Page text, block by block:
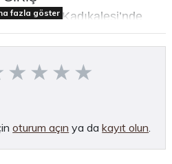
Kadıkalesi’nde
İlişkin Arkeolojik
Tipi Seramikler ve
Kadıkalesi/Anaia’da
Seramiklerin Malzeme
fazla göster
oturum açın ya dakayıt olun.